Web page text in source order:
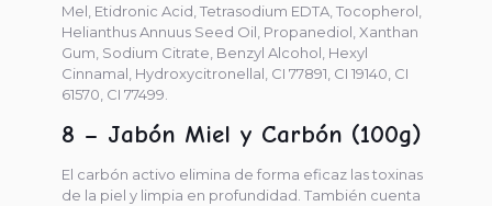
Mel, Etidronic Acid, Tetrasodium EDTA, Tocopherol,
Helianthus Annuus Seed Oil, Propanediol, Xanthan
Gum, Sodium Citrate, Benzyl Alcohol, Hexyl
Cinnamal, Hydroxycitronellal, CI 77891, CI 19140, CI
61570, CI 77499.
8 – Jabón Miel y Carbón (100g)
El carbón activo elimina de forma eficaz las toxinas
de la piel y limpia en profundidad. También cuenta